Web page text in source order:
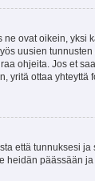
ovat oikein,
uusien
ohjeita. Jos et
yritä ottaa yhteyttä
että tunnuksesi
heidän päässään ja